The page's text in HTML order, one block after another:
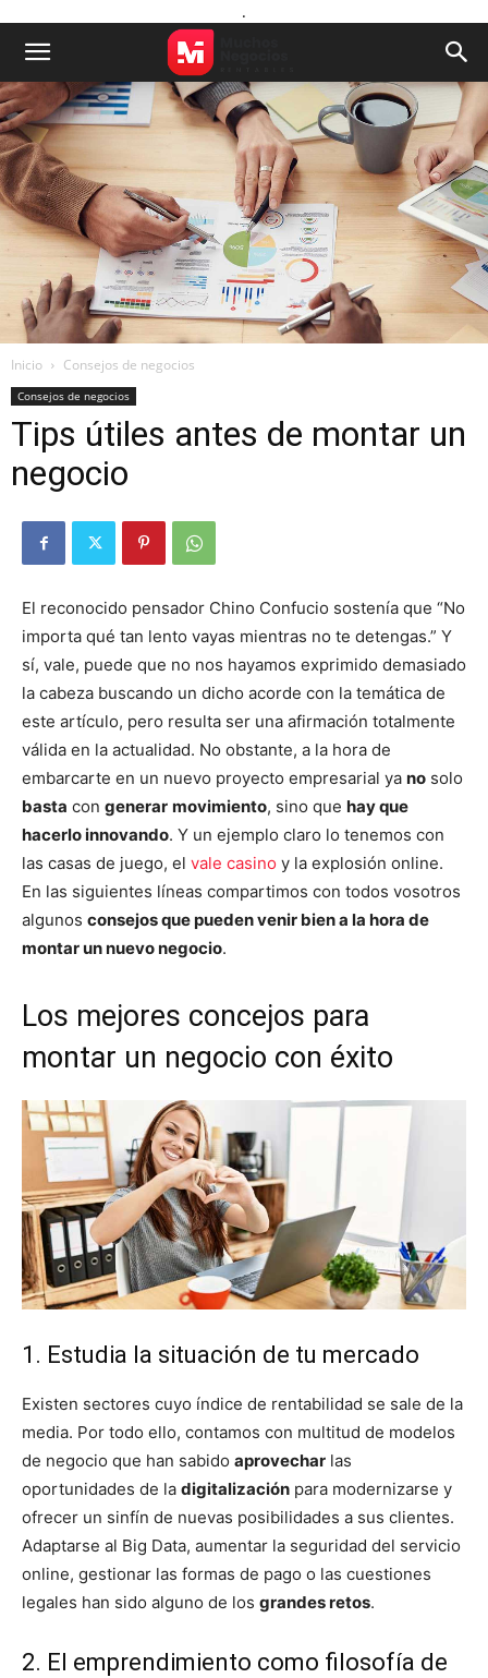
.
Inicio Consejos de negocios
Consejos de negocios
Tips útiles antes de montar un
negocio
El reconocido pensador Chino Confucio sostenía que “No
importa qué tan lento vayas mientras no te detengas.” Y
sí, vale, puede que no nos hayamos exprimido demasiado
la cabeza buscando un dicho acorde con la temática de
este artículo, pero resulta ser una afirmación totalmente
válida en la actualidad. No obstante, a la hora de
embarcarte en un nuevo proyecto empresarial ya no solo
basta con generar movimiento, sino que hay que
hacerlo innovando. Y un ejemplo claro lo tenemos con
las casas de juego, el vale casino y la explosión online.
En las siguientes líneas compartimos con todos vosotros
algunos consejos que pueden venir bien a la hora de
montar un nuevo negocio.
Los mejores concejos para
montar un negocio con éxito
1. Estudia la situación de tu mercado
Existen sectores cuyo índice de rentabilidad se sale de la
media. Por todo ello, contamos con multitud de modelos
de negocio que han sabido aprovechar las
oportunidades de la digitalización para modernizarse y
ofrecer un sinfín de nuevas posibilidades a sus clientes.
Adaptarse al Big Data, aumentar la seguridad del servicio
online, gestionar las formas de pago o las cuestiones
legales han sido alguno de los grandes retos.
2. El emprendimiento como filosofía de